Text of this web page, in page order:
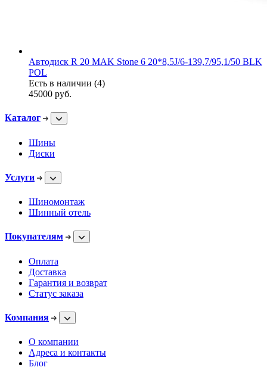
Автодиск R 20 MAK Stone 6 20*8,5J/6-139,7/95,1/50 BLK
POL
Есть в наличии (4)
45000 руб.
Каталог
Шины
Диски
Услуги
Шиномонтаж
Шинный отель
Покупателям
Оплата
Доставка
Гарантия и возврат
Статус заказа
Компания
О компании
Адреса и контакты
Блог